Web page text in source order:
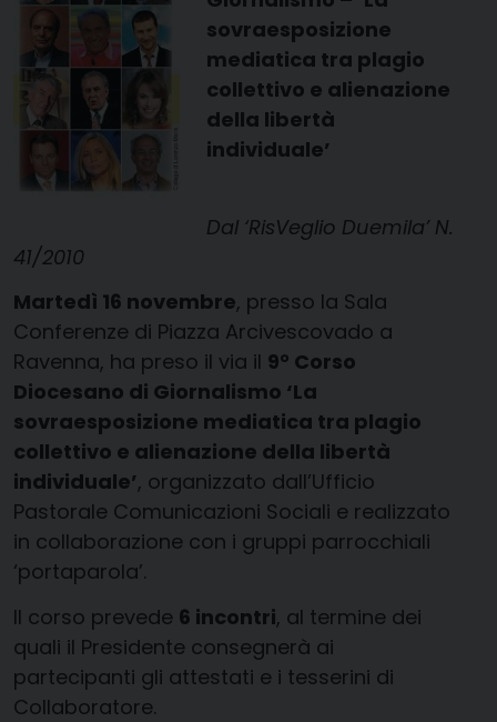
sovraesposizione
mediatica tra plagio
collettivo e alienazione
della libertà
individuale’
Dal ‘RisVeglio Duemila’ N.
41/2010
Martedì 16 novembre, presso la Sala
Conferenze di Piazza Arcivescovado a
Ravenna, ha preso il via il 9° Corso
Diocesano di Giornalismo ‘La
sovraesposizione mediatica tra plagio
collettivo e alienazione della libertà
individuale’, organizzato dall’Ufficio
Pastorale Comunicazioni Sociali e realizzato
in collaborazione con i gruppi parrocchiali
‘portaparola’.
Il corso prevede 6 incontri, al termine dei
quali il Presidente consegnerà ai
partecipanti gli attestati e i tesserini di
Collaboratore.